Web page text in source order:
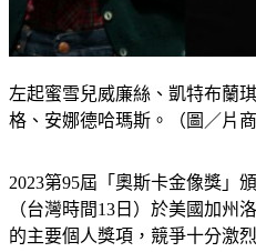
左起蜜雪兒威廉絲、凱特布蘭
格、安娜德哈瑪斯。（圖／片商
2023第95屆「奧斯卡金像獎」
（台灣時間13日）於美國加州
的主要個人獎項，競爭十分激